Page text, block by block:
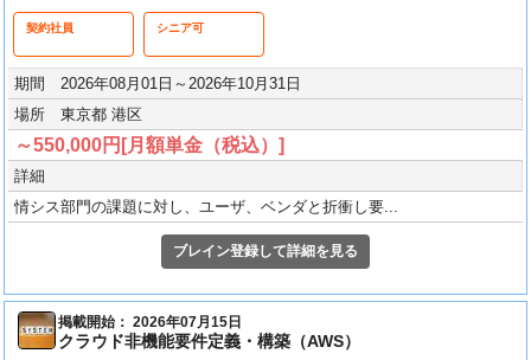
契約社員 シニア可
期間 2026年08月01日～2026年10月31日
場所 東京都 港区
～550,000円[月額単金（税込）]
詳細
情シス部門の課題に対し、ユーザ、ベンダと折衝し要...
ブレイン登録して詳細を見る
掲載開始： 2026年07月15日
クラウド非機能要件定義・構築（AWS）